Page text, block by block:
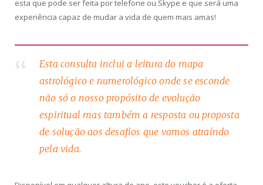
esta que pode ser feita por telefone ou Skype e que será uma
experiência capaz de mudar a vida de quem mais amas!
Esta consulta inclui a leitura do mapa
astrológico e numerológico onde se esconde
não só o nosso propósito de evolução
espiritual mas também a resposta ou proposta
de solução aos desafios que vamos atraíndo
pela vida.